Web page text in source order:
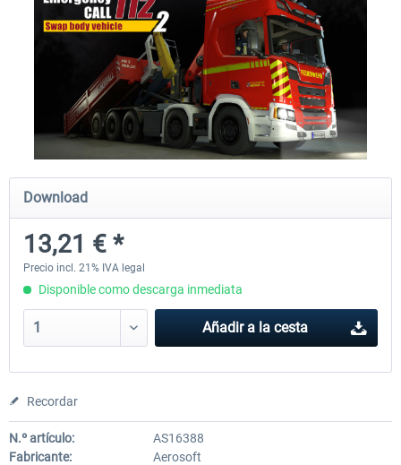
Global Rescue
-10
NUEVO
Launch Discount
Emergency Call - The
Simulation 3
25,41 € *
Download
13,21 € *
Precio incl. 21% IVA legal
Disponible como descarga inmediata
Añadir a la cesta
Recordar
N.º artículo:
AS16388
Fabricante:
Aerosoft